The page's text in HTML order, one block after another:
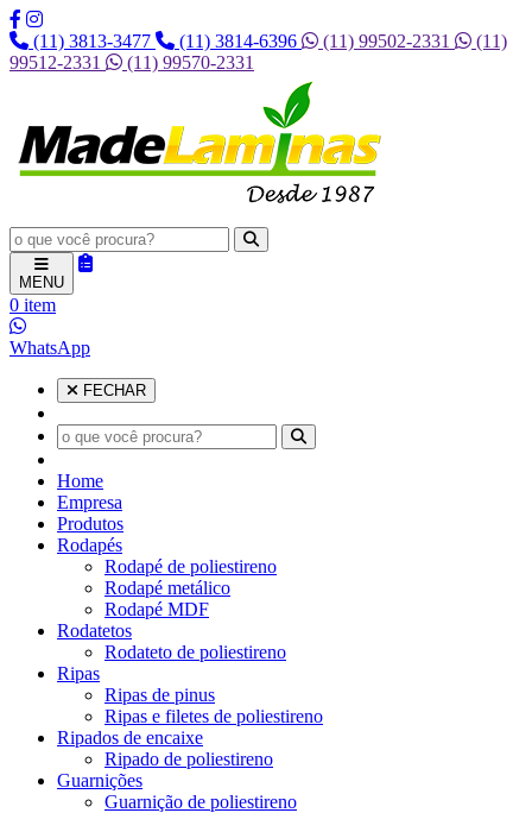
(11) 3813-3477 (11) 3814-6396 (11) 99502-2331
(11)
99512-2331
(11) 99570-2331
MENU
0 item
WhatsApp
FECHAR
Home
Empresa
Produtos
Rodapés
Rodapé de poliestireno
Rodapé metálico
Rodapé MDF
Rodatetos
Rodateto de poliestireno
Ripas
Ripas de pinus
Ripas e filetes de poliestireno
Ripados de encaixe
Ripado de poliestireno
Guarnições
Guarnição de poliestireno